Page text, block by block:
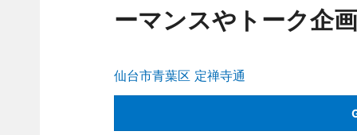
ーマンスやトーク企
仙台市青葉区 定禅寺通